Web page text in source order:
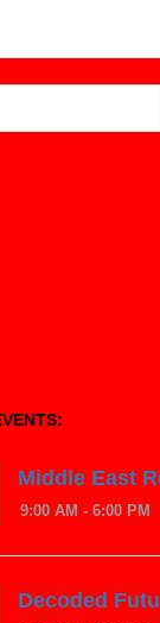
Middle East
9:00 AM - 6:00 PM
Decoded